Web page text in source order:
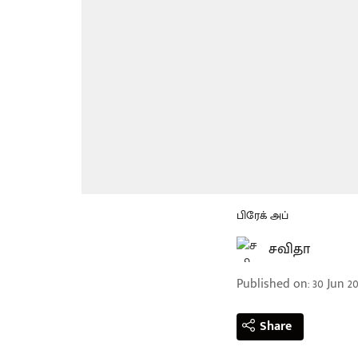
பிரேக் அப்
சவிதா
Published on:30 Jun
Share